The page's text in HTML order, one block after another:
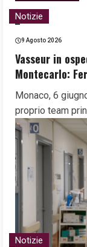
Notizie
9 Agosto 2026
Vasseur in
Montecarlo:
Monaco, 6
proprio team
Notizie